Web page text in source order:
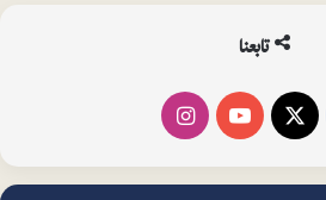
تابعنا
‫X
‫YouTubeانستقرام